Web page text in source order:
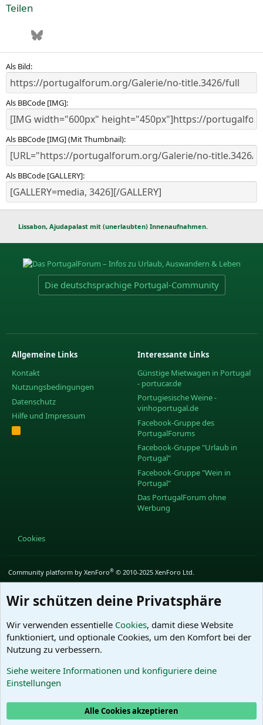
(
Teilen
FacebookBluesky
Als Bild
Als BBCode [IMG]
Als BBCode [IMG] (Mit Thumbnail)
Als BBCode [GALLERY]
Lissabon, Ajudapalast mit (unerlaubten) Innenaufnahmen.
Die deutschsprachige Portugal-Community
Allgemeine Links
Kontakt
Nutzungsbedingungen
Datenschutz
Hilfe und Impressum
R
S
Interessante Links
Günstige Mietwagen in Portugal
- portucar.de
Portugiesische Weine -
vinhoportugal.de
Facebook-Gruppe des
PortugalForums
Facebook-Gruppe "Urlaub in
Portugal"
Facebook-Gruppe "Wein in
Portugal"
Das PortugalForum ohne
Werbung
Cookies
Community platform by XenForo® © 2010-2025 XenForo Ltd.
Wir schützen deine Privatsphäre
Wir verwenden essentielle Cookies, damit diese Website
funktioniert, und optionale Cookies, um den Komfort bei der
Nutzung zu verbessern.
Siehe weitere Informationen und konfiguriere deine
Einstellungen
Alle Cookies akzeptieren